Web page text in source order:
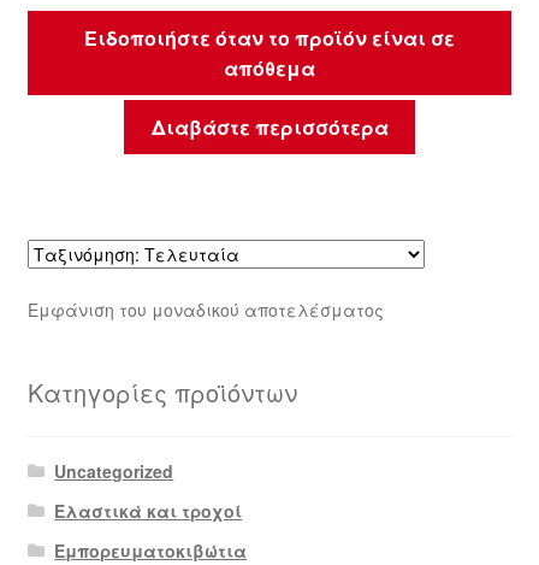
Ειδοποιήστε όταν το προϊόν είναι σε
απόθεμα
Διαβάστε περισσότερα
Εμφάνιση του μοναδικού αποτελέσματος
Κατηγορίες προϊόντων
Uncategorized
Ελαστικά και τροχοί
Εμπορευματοκιβώτια